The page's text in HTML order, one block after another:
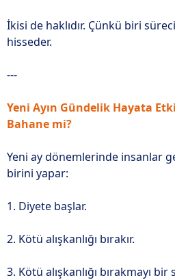
İkisi de haklıdır. Çünkü biri
hisseder.
---
Yeni Ayın Gündelik Hayata
Bahane mi?
Yeni ay dönemlerinde insanlar
birini yapar:
1. Diyete başlar.
2. Kötü alışkanlığı bırakır.
3. Kötü alışkanlığı bırakmayı